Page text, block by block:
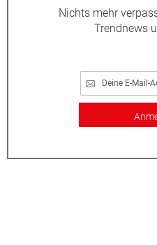
Nichts mehr
Trendnews